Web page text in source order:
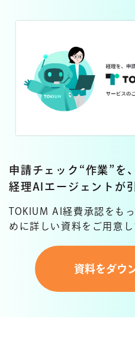
申請チェック “作業 ” を、
経理AIエージェントが
TOKIUM AI経費承認をも
めに詳しい資料をご用意し
資料をダウ